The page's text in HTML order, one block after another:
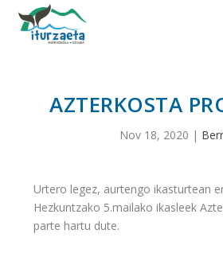
AZTERKOSTA
Nov 18, 2020 |
Urtero legez, aurtengo ikasturtean
Hezkuntzako 5.mailako ikasleek
parte hartu dute.